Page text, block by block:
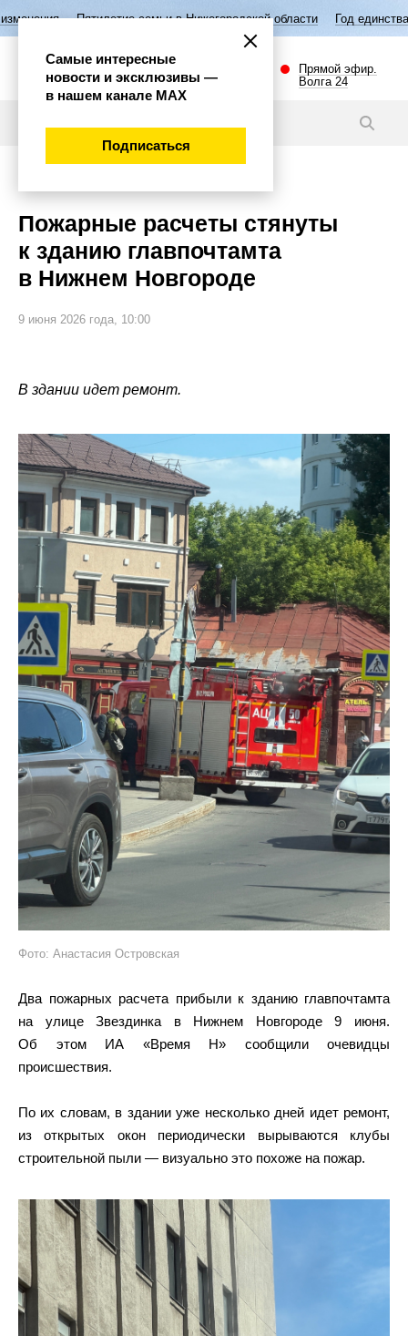
семьи в Нижегородской области Год единства народов
Прямой эфир.
Волга 24
Пожарные расчеты стянуты
к зданию главпочтамта
в Нижнем Новгороде
9 июня 2026 года, 10:00
В здании идет ремонт.
Фото: Анастасия Островская
Два пожарных расчета прибыли к зданию главпочтамта
на улице Звездинка в Нижнем Новгороде 9 июня.
Об этом ИА «Время Н» сообщили очевидцы
происшествия.
По их словам, в здании уже несколько дней идет ремонт,
из открытых окон периодически вырываются клубы
строительной пыли — визуально это похоже на пожар.
Самые интересные
новости и эксклюзивы —
в нашем канале МАХ
Подписаться